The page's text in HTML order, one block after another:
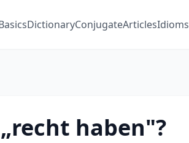
DictionaryConjugateArticlesIdioms
haben"?